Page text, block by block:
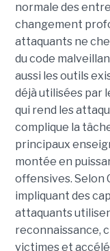
normale des
changement
attaquants ne
du code
aussi les outils
déjà utilisées par
qui rend les
complique la
principaux
montée en
offensives. Selon
impliquant des
attaquants
reconnaissance,
victimes et